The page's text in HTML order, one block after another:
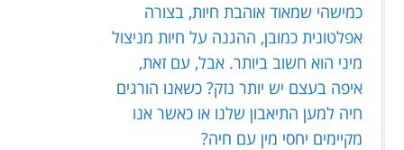
כמישהי שמאוד אוהבת חיות, בצורה
אפלטונית כמובן, ההגנה על חיות מניצול
מיני הוא חשוב ביותר. אבל, עם זאת,
איפה בעצם יש יותר נזק? כשאנו הורגים
חיה למען התיאבון שלנו או כאשר אנו
מקיימים יחסי מין עם חיה?